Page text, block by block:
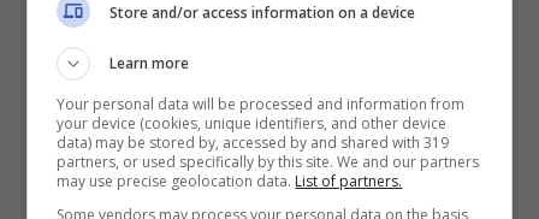
lettera sul suo profilo Instagram.
Sono passati già 5 anni dalla prima volta
che ti ho tenuto in braccio. Esattamente
1.825 giorni“, comincia così la lettera del
Store and/or access information on a device
Learn more
Your personal data will be processed and information from
your device (cookies, unique identifiers, and other device
data) may be stored by, accessed by and shared with 319
partners, or used specifically by this site. We and our partners
may use precise geolocation data. List of partners.
Some vendors may process your personal data on the basis